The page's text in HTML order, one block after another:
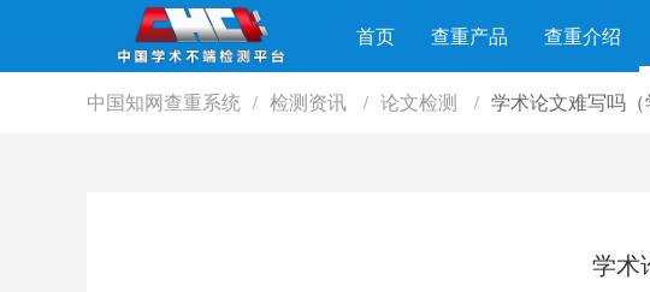
首页 查重产品 查重介绍
中国知网查重系统 / 检测资讯 / 论文检测 / 学术论文难写吗（
学术